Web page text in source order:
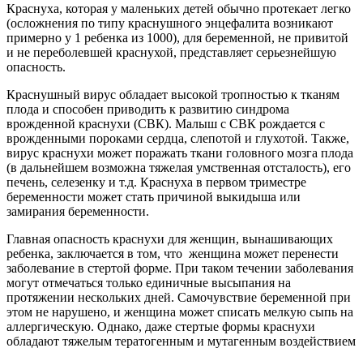
Краснуха, которая у маленьких детей обычно протекает легко
(осложнения по типу краснушного энцефалита возникают
примерно у 1 ребенка из 1000), для беременной, не привитой
и не переболевшей краснухой, представляет серьезнейшую
опасность.
Краснушный вирус обладает высокой тропностью к тканям
плода и способен приводить к развитию синдрома
врожденной краснухи (СВК). Малыш с СВК рождается с
врожденными пороками сердца, слепотой и глухотой. Также,
вирус краснухи может поражать ткани головного мозга плода
(в дальнейшем возможна тяжелая умственная отсталость), его
печень, селезенку и т.д. Краснуха в первом триместре
беременности может стать причиной выкидыша или
замирания беременности.
Главная опасность краснухи для женщин, вынашивающих
ребенка, заключается в том, что женщина может перенести
заболевание в стертой форме. При таком течении заболевания
могут отмечаться только единичные высыпания на
протяжении нескольких дней. Самочувствие беременной при
этом не нарушено, и женщина может списать мелкую сыпь на
аллергическую. Однако, даже стертые формы краснухи
обладают тяжелым тератогенным и мутагенным воздействием